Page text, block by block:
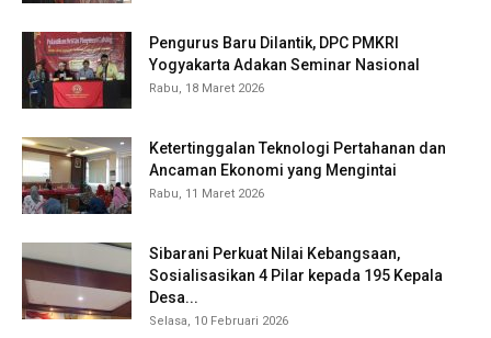
Pengurus Baru Dilantik, DPC PMKRI
Yogyakarta Adakan Seminar Nasional
Rabu, 18 Maret 2026
Ketertinggalan Teknologi Pertahanan dan
Ancaman Ekonomi yang Mengintai
Rabu, 11 Maret 2026
Sibarani Perkuat Nilai Kebangsaan,
Sosialisasikan 4 Pilar kepada 195 Kepala
Desa...
Selasa, 10 Februari 2026